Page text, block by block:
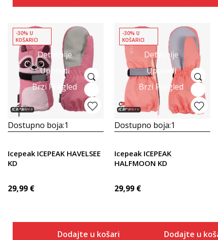
Detaljnije
Uporedi
Brzi Pregled
-30% U
KOŠARICI
Dostupno boja:1
Icepeak ICEPEAK HAVELSEE
KD
29,99 €
Dodajte u košaricu
Detaljnije
Uporedi
Brzi Pregled
-30% U
KOŠARICI
Dostupno boja:1
Icepeak ICEPEAK
HALFMOON KD
29,99 €
Dodajte u